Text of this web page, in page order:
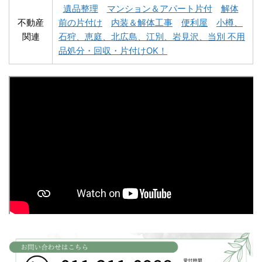
深川市不用品回収 夕張市不用品回収
白老町不用品回収 長万部町不用品回収
不動産
関連
遺品整理 マンション＆アパート片付
解体
前の片付け
内装＆解体工事 便利屋
小樽、
石狩、恵庭、北広島、江別、岩見沢、当別 不用
品処分・回収・片付けOK！